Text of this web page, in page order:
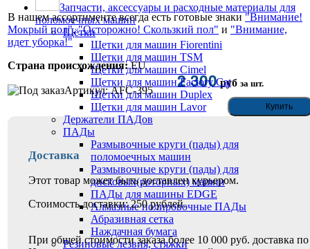
Запчасти, аксессуары и расходные материалы для
поломоечных машин
Щётки
Щетки для машин Fiorentini
Щетки для машин TSM
Щетки для машин Cimel
Щетки для машин Factory Cat
Щетки для машин Duplex
Щетки для машин Lavor
Держатели ПАДов
ПАДы
Размывочные круги (пады) для
поломоечных машин
Размывочные круги (пады) для
дисковых(роторных) машин
ПАДы для машины EDGE
Алмазные полировочные ПАДы
Абразивная сетка
Наждачная бумага
Резиновые лезвия, стяжки
В нашем ассортименте всегда есть готовые знаки "Внимание!
Мокрый пол","Осторожно! Скользкий пол" и "Внимание,
идет уборка!"
Страна происхождения:EU
Артикул: AFC-395 2 300руб за шт.
Доставка
Этот товар может быть доставлен курьером.
Стоимость доставки: 250 рублей.
При общей стоимости заказа более 10 000 руб. доставка по